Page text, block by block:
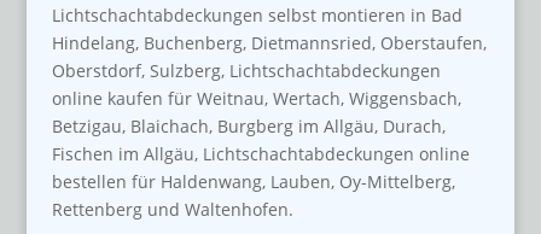
Lichtschachtabdeckungen selbst montieren in Bad
Hindelang, Buchenberg, Dietmannsried, Oberstaufen,
Oberstdorf, Sulzberg, Lichtschachtabdeckungen
online kaufen für Weitnau, Wertach, Wiggensbach,
Betzigau, Blaichach, Burgberg im Allgäu, Durach,
Fischen im Allgäu, Lichtschachtabdeckungen online
bestellen für Haldenwang, Lauben, Oy-Mittelberg,
Rettenberg und Waltenhofen.